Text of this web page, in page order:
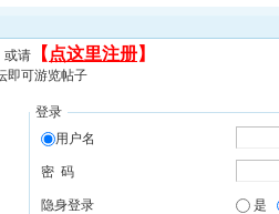
或请 【 点这里注册】
即可游览帖子
登录
用户名
密 码
隐身登录 是